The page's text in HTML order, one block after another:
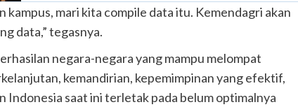
mari kita compile data itu. Kemendagri akan
data,” tegasnya.
negara-negara yang mampu melompat
kemandirian, kepemimpinan yang efektif,
Indonesia saat ini terletak pada belum optimalnya